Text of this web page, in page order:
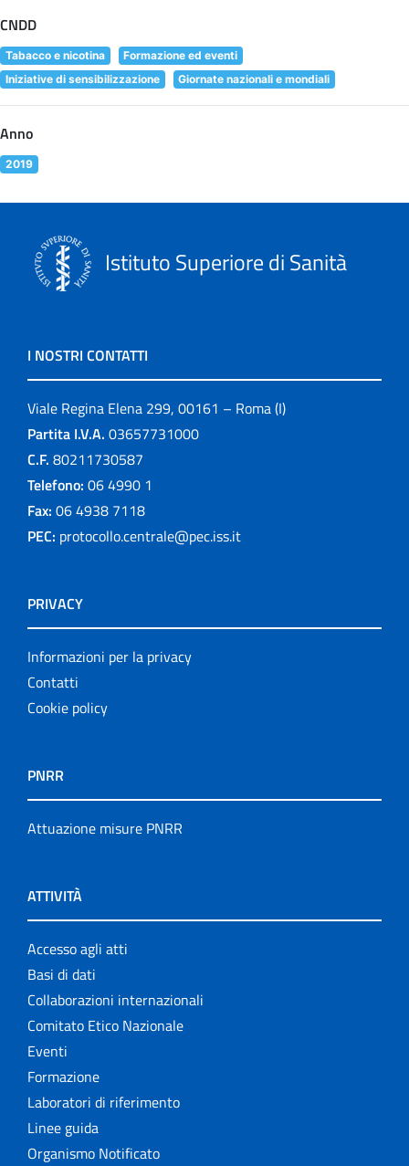
CNDD
Tabacco e nicotina
Formazione ed eventi
Iniziative di sensibilizzazione
Giornate nazionali e mondiali
Anno
2019
Istituto Superiore di Sanità
I NOSTRI CONTATTI
Viale Regina Elena 299, 00161 – Roma (I)
Partita I.V.A. 03657731000
C.F. 80211730587
Telefono: 06 4990 1
Fax: 06 4938 7118
PEC: protocollo.centrale@pec.iss.it
PRIVACY
Informazioni per la privacy
Contatti
Cookie policy
PNRR
Attuazione misure PNRR
ATTIVITÀ
Accesso agli atti
Basi di dati
Collaborazioni internazionali
Comitato Etico Nazionale
Eventi
Formazione
Laboratori di riferimento
Linee guida
Organismo Notificato